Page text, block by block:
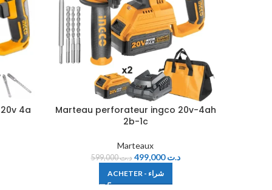
4a
Marteau perforateur ingco 20v-4ah
2b-1c
Marteaux
د.ت599,000 د.ت499,000
ACHETER - شراء